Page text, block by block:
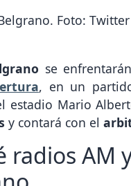
se
, en un
estadio Mario
y contará con el
radios AM